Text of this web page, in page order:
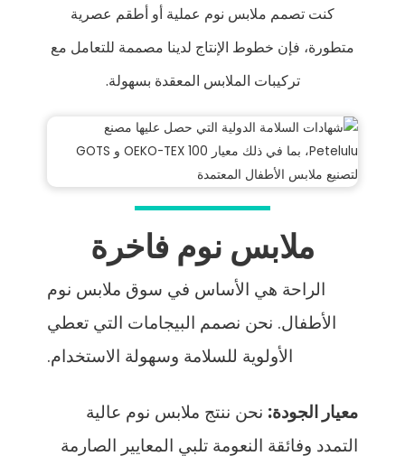
كنت تصمم ملابس نوم عملية أو أطقم عصرية
متطورة، فإن خطوط الإنتاج لدينا مصممة للتعامل مع
تركيبات الملابس المعقدة بسهولة.
ملابس نوم فاخرة
الراحة هي الأساس في سوق ملابس نوم
الأطفال. نحن نصمم البيجامات التي تعطي
الأولوية للسلامة وسهولة الاستخدام.
معيار الجودة: نحن ننتج ملابس نوم عالية
التمدد وفائقة النعومة تلبي المعايير الصارمة